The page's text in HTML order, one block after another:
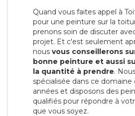
Quand vous faites appel à
pour une peinture sur la
prenons soin de discuter
projet. Et c'est seulement
nous vous conseillerons
bonne peinture et aussi
la quantité à prendre.
spécialisée dans ce domaine
années et disposons des
qualifiés pour répondre à
que vous soyez.